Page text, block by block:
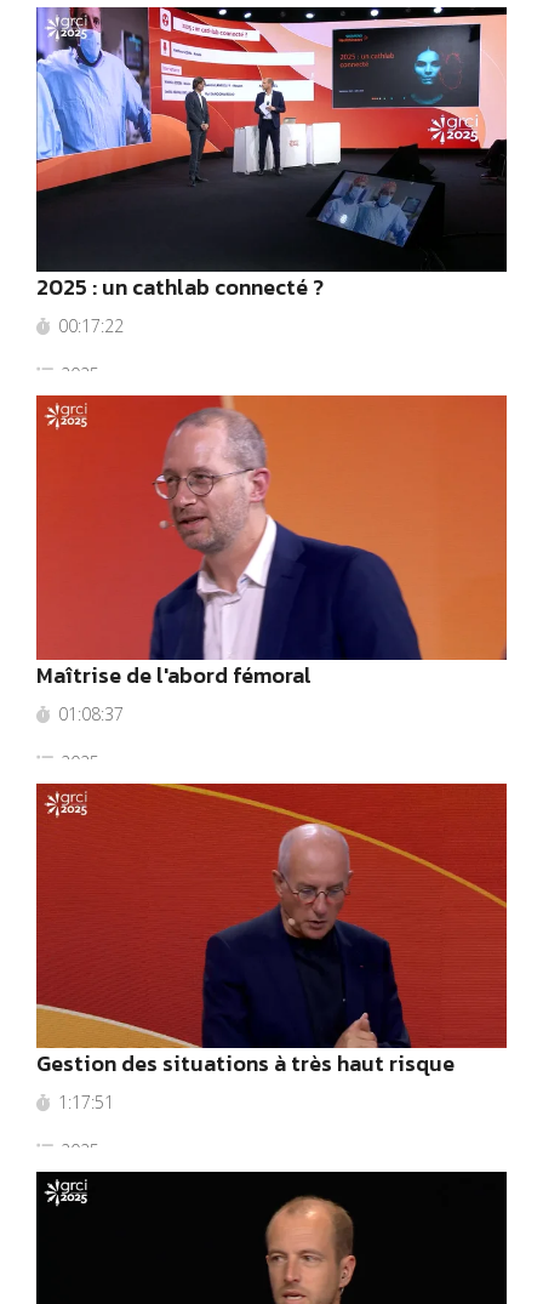
2025 : un cathlab connecté ?
00:17:22
2025
Maîtrise de l'abord fémoral
01:08:37
2025
Gestion des situations à très haut risque
1:17:51
2025